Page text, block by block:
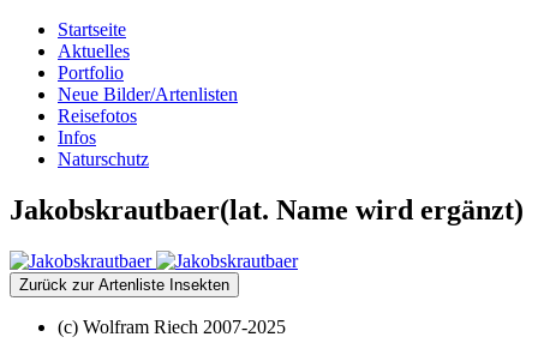
Startseite
Aktuelles
Portfolio
Neue Bilder/Artenlisten
Reisefotos
Infos
Naturschutz
Jakobskrautbaer(lat. Name wird ergänzt)
Zurück zur Artenliste Insekten
(c) Wolfram Riech 2007-2025